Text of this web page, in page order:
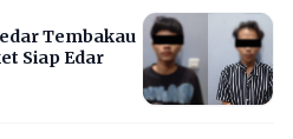
Tembakau
Siap Edar